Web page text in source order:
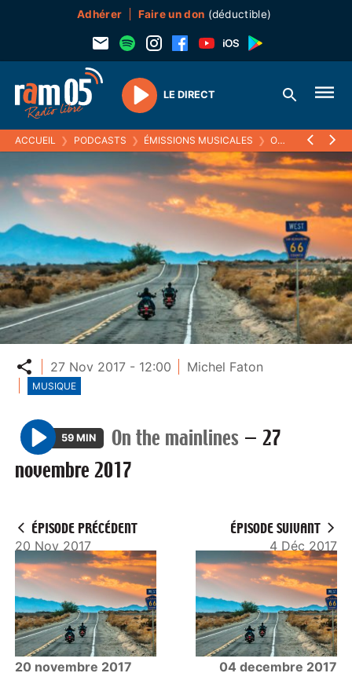
Adhérer Faire un don (déductible)
Play
LE DIRECT
ACCUEIL ❯ PODCASTS ❯ ÉMISSIONS MUSICALES ❯ ON THE MAINLINES
Partager
27 Nov 2017 - 12:00 Michel Faton
MUSIQUE
P
l
59 MIN On the mainlines — 27
novembre 2017
ÉPISODE PRÉCÉDENT
20 Nov 2017
20 novembre 2017
ÉPISODE SUIVANT
4 Déc 2017
04 decembre 2017